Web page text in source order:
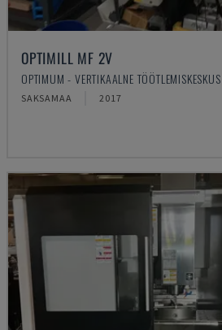
OPTIMILL MF 2V
OPTIMUM - VERTIKAALNE TÖÖTLEMISKESKUS
SAKSAMAA 2017